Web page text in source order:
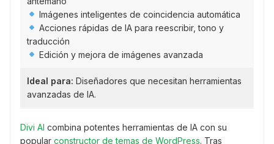
Imágenes inteligentes de coincidencia automática
Acciones rápidas de IA para reescribir, tono y
traducción
Edición y mejora de imágenes avanzada
Ideal para: Diseñadores que necesitan herramientas
avanzadas de IA.
Divi AI combina potentes herramientas de IA con su
popular constructor de temas de WordPress. Tras